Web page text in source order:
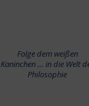
Folge dem weißen
Kaninchen … in die Welt
Philosophie